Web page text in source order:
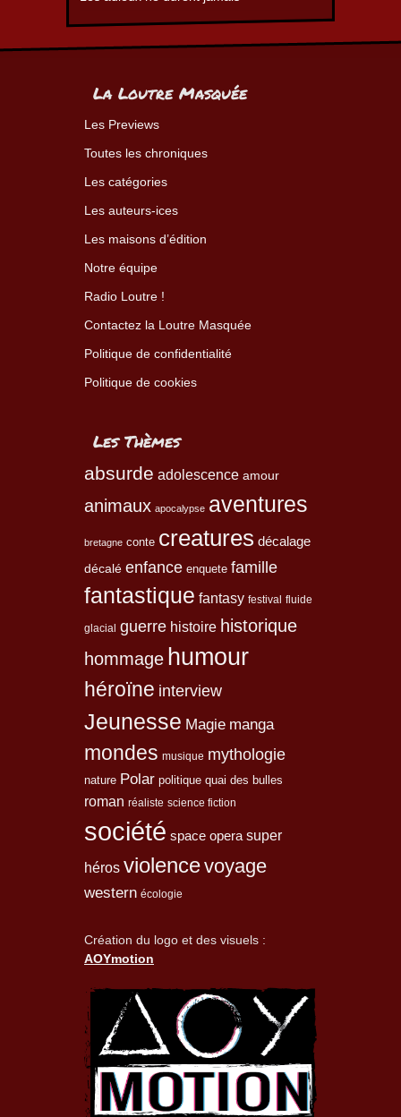
La Loutre Masquée
Les Previews
Toutes les chroniques
Les catégories
Les auteurs-ices
Les maisons d’édition
Notre équipe
Radio Loutre !
Contactez la Loutre Masquée
Politique de confidentialité
Politique de cookies
Les Thèmes
absurde adolescence amour
animaux apocalypse aventures
bretagne conte creatures décalage
décalé enfance enquete famille
fantastique fantasy festival fluide
glacial guerre histoire historique
hommage humour
héroïne interview
Jeunesse Magie manga
mondes musique mythologie
nature Polar politique quai des bulles
roman réaliste science fiction
société space opera super
héros violencevoyage
western écologie
Création du logo et des visuels :
AOYmotion